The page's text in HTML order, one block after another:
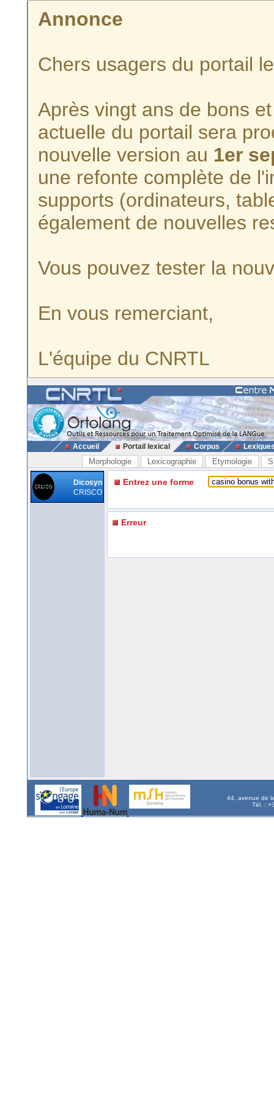
Annonce
Chers usagers du portail
Après vingt ans de bons
actuelle du portail sera
nouvelle version au 1er
une refonte complète de
supports (ordinateurs,
également de nouvelles
Vous pouvez tester la
En vous remerciant,
L'équipe du CNRTL
Accueil Portail lexical Corpus
Morphologie Lexicographie Etymologie
Dicosyn
CRISCO
Entrez une forme
Erreur
44, avenue de
Tél. :